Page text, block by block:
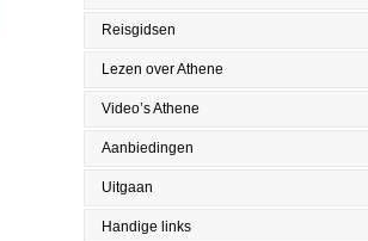
Reisgidsen
Lezen over Athene
Video’s Athene
Aanbiedingen
Uitgaan
Handige links